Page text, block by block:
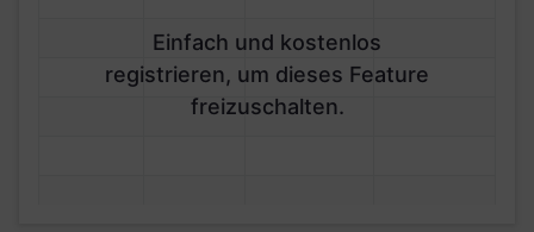
Einfach und kostenlos
registrieren, um dieses Feature
freizuschalten.